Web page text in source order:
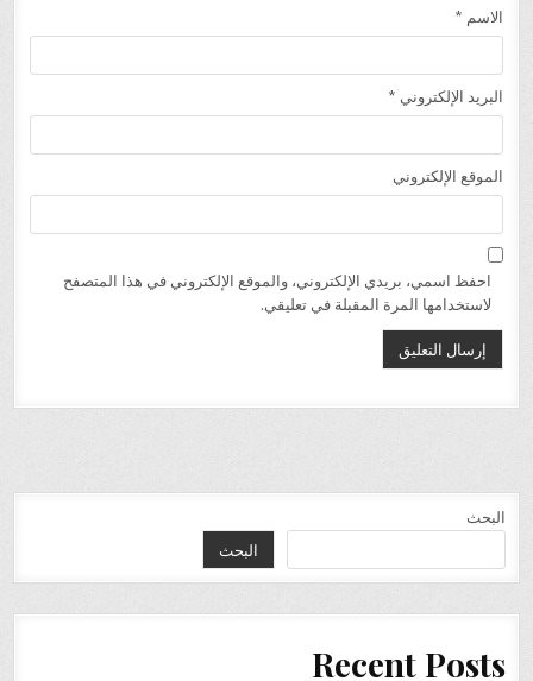
الاسم *
البريد الإلكتروني *
الموقع الإلكتروني
احفظ اسمي، بريدي الإلكتروني، والموقع الإلكتروني في هذا المتصفح
لاستخدامها المرة المقبلة في تعليقي.
البحث
البحث
Recent Posts